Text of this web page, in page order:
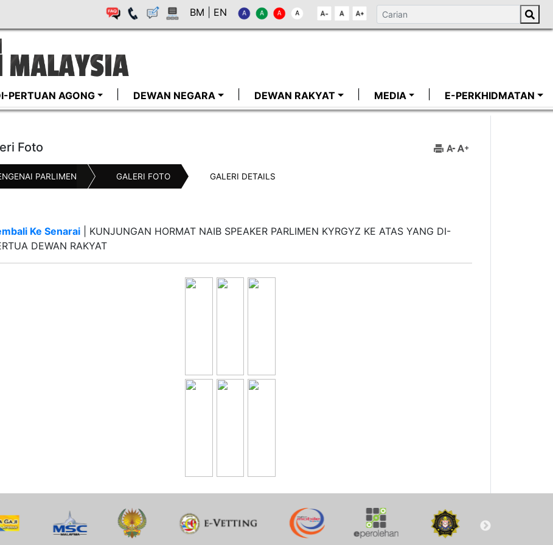
BM EN
PERTUAN AGONG DEWAN NEGARA DEWAN RAKYAT MEDIA E-PERKHIDMATAN
Foto
PARLIMEN GALERI FOTO GALERI DETAILS
Ke Senarai| KUNJUNGAN HORMAT NAIB SPEAKER PARLIMEN KYRGYZ KE ATAS YANG DI-
DEWAN RAKYAT